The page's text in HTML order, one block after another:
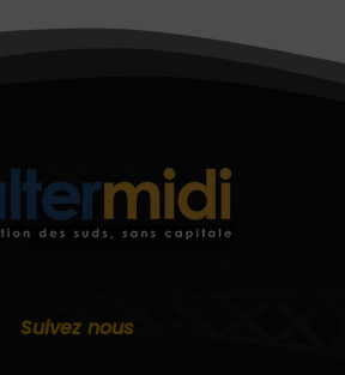
Suivez nous